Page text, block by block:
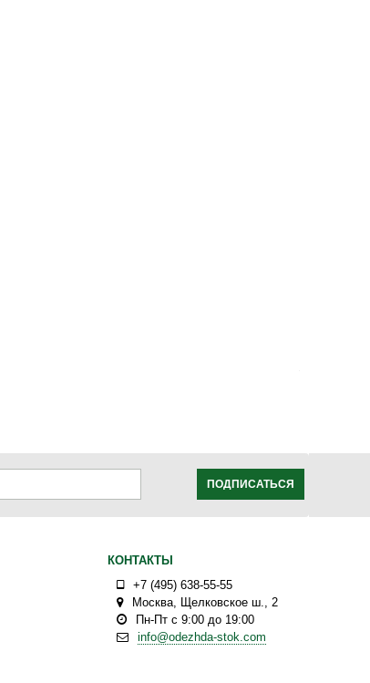
ПОДПИСАТЬСЯ
КОНТАКТЫ
+7 (495) 638-55-55
Москва
Щелковское ш., 2
Пн-Пт с 9:00 до 19:00
info@odezhda-stok.com